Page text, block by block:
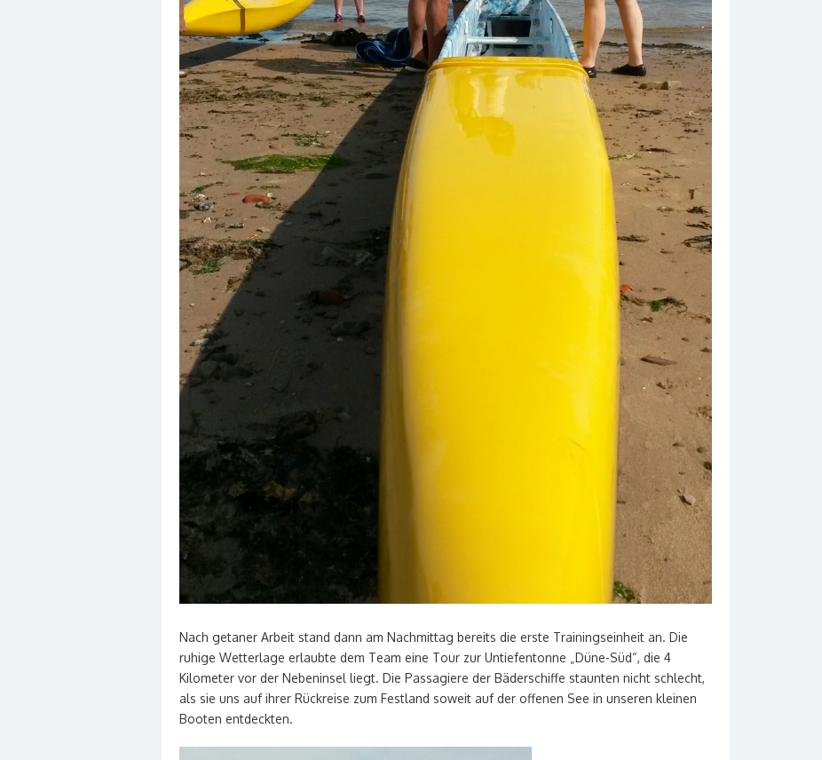
Nach getaner Arbeit stand dann am Nachmittag bereits die erste Trainingseinheit an. Die
ruhige Wetterlage erlaubte dem Team eine Tour zur Untiefentonne „Düne-Süd“, die 4
Kilometer vor der Nebeninsel liegt. Die Passagiere der Bäderschiffe staunten nicht schlecht,
als sie uns auf ihrer Rückreise zum Festland soweit auf der offenen See in unseren kleinen
Booten entdeckten.